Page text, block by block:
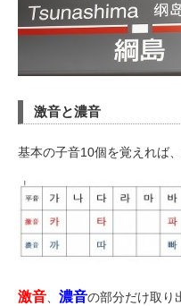
激音と濃音
基本の子音10個を覚えれば
激音、 濃音の部分だけ取り